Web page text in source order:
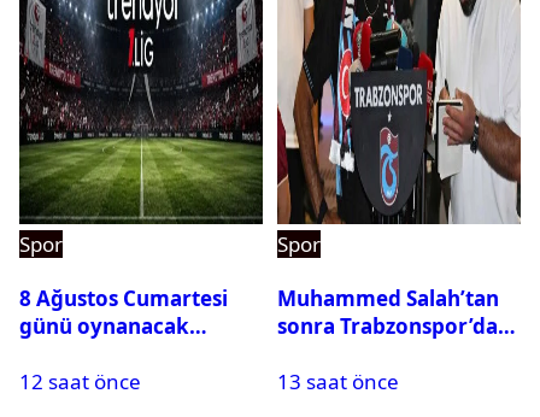
Spor
8 Ağustos Cumartesi
günü oynanacak
12 saat önce
Spor
Muhammed Salah’tan
sonra Trabzonspor’dan
13 saat önce